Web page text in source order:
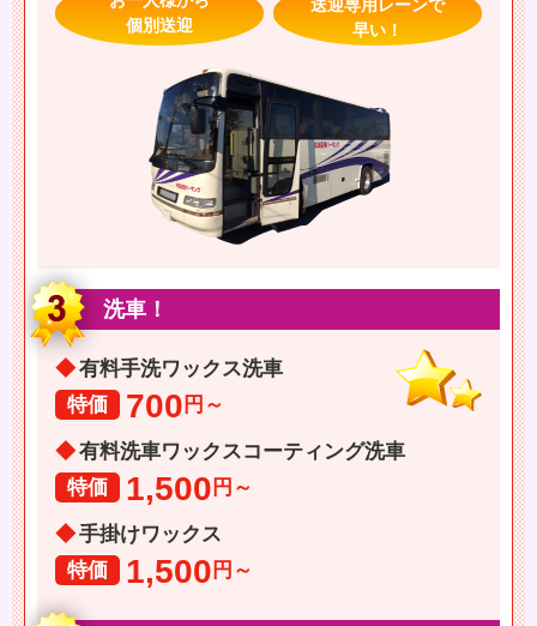
個別送迎
送迎専用レーンで
早い！
洗車！
有料手洗ワックス洗車
特価
700 円～
有料洗車ワックスコーティング洗車
特価
1,500 円～
手掛けワックス
特価
1,500円～